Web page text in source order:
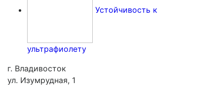
Устойчивость к
ультрафиолету
г. Владивосток
ул. Изумрудная, 1